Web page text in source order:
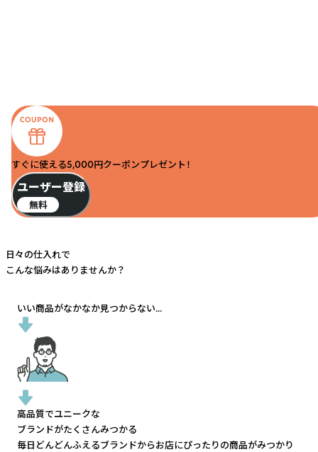
すぐに使える5,000円クーポンプレゼント！
ユーザー登録
無料
日々の仕入れで
こんな悩みはありませんか？
いい商品がなかなか見つからない...
高品質でユニークな
ブランドがたくさんみつかる
毎日どんどんふえるブランドからお店にぴったりの商品がみつかり